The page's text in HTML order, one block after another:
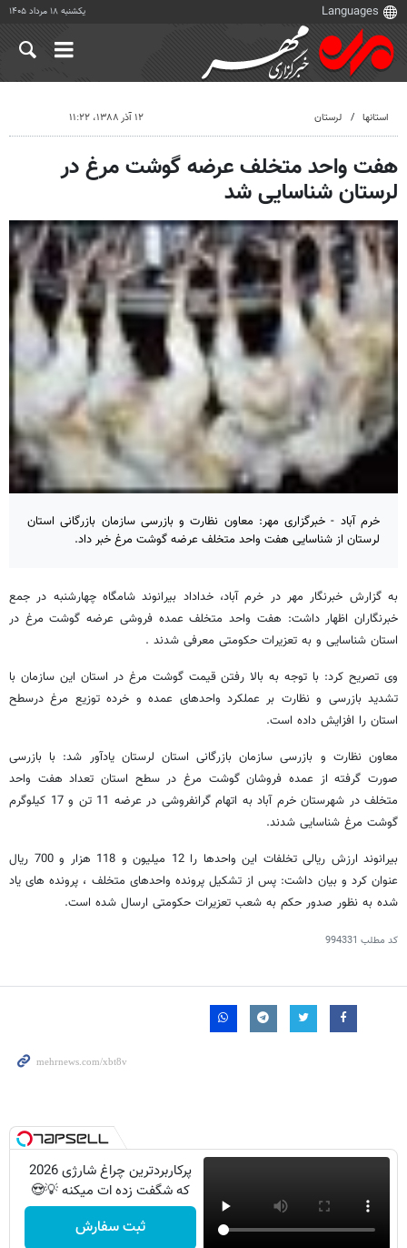
یکشنبه ۱۸ مرداد ۱۴۰۵
استانها لرستان ۱۲ آذر ۱۳۸۸، ۱۱:۲۲
هفت واحد متخلف عرضه گوشت مرغ در
لرستان شناسایی شد
خرم آباد - خبرگزاری مهر: معاون نظارت و بازرسی سازمان بازرگانی استان
لرستان از شناسایی هفت واحد متخلف عرضه گوشت مرغ خبر داد.
به گزارش خبرنگار مهر در خرم آباد، خداداد بیرانوند شامگاه چهارشنبه در جمع
خبرنگاران اظهار داشت: هفت واحد متخلف عمده فروشی عرضه گوشت مرغ در
استان شناسایی و به تعزیرات حکومتی معرفی شدند .
وی تصریح کرد: با توجه به بالا رفتن قیمت گوشت مرغ در استان این سازمان با
تشدید بازرسی و نظارت بر عملکرد واحدهای عمده و خرده توزیع مرغ درسطح
استان را افزایش داده است.
معاون نظارت و بازرسی سازمان بازرگانی استان لرستان یادآور شد: با بازرسی
صورت گرفته از عمده فروشان گوشت مرغ در سطح استان تعداد هفت واحد
متخلف در شهرستان خرم آباد به اتهام گرانفروشی در عرضه 11 تن و 17 کیلوگرم
گوشت مرغ شناسایی شدند.
بیرانوند ارزش ریالی تخلفات این واحدها را 12 میلیون و 118 هزار و 700 ریال
عنوان کرد و بیان داشت: پس از تشکیل پرونده واحدهای متخلف ، پرونده های یاد
شده به نظور صدور حکم به شعب تعزیرات حکومتی ارسال شده است.
کد مطلب 994331
پرکاربردترین چراغ شارژی 2026
که شگفت زده ات میکنه 💡😍
ثبت سفارش